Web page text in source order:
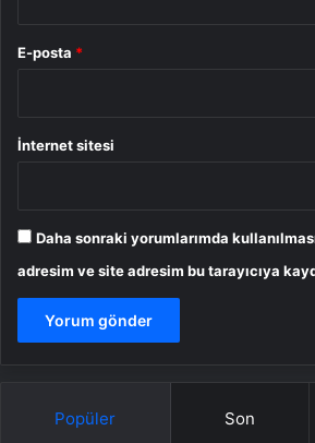
E-posta *
İnternet sitesi
Daha sonraki yorumlarımda
adresim ve site adresim bu tarayıcıya
Popüler Son